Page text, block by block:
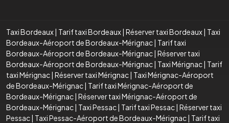
Taxi Bordeaux| Tarif taxi Bordeaux| Réserver taxi Bordeaux| Taxi
Bordeaux-Aéroport de Bordeaux-Mérignac| Tarif taxi
Bordeaux-Aéroport de Bordeaux-Mérignac| Réserver taxi
Bordeaux-Aéroport de Bordeaux-Mérignac| Taxi Mérignac| Tarif
taxi Mérignac| Réserver taxi Mérignac| Taxi Mérignac-Aéroport
de Bordeaux-Mérignac| Tarif taxi Mérignac-Aéroport de
Bordeaux-Mérignac| Réserver taxi Mérignac-Aéroport de
Bordeaux-Mérignac| Taxi Pessac| Tarif taxi Pessac| Réserver taxi
Pessac| Taxi Pessac-Aéroport de Bordeaux-Mérignac| Tarif taxi